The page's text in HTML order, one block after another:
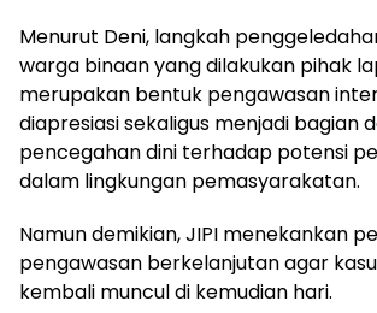
Menurut Deni, langkah
warga binaan yang dilakukan pihak
merupakan bentuk pengawasan
diapresiasi sekaligus menjadi bagian
pencegahan dini terhadap potensi
dalam lingkungan pemasyarakatan.
Namun demikian, JIPI menekankan
pengawasan berkelanjutan agar
kembali muncul di kemudian hari.